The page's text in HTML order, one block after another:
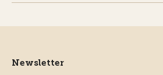
Newsletter